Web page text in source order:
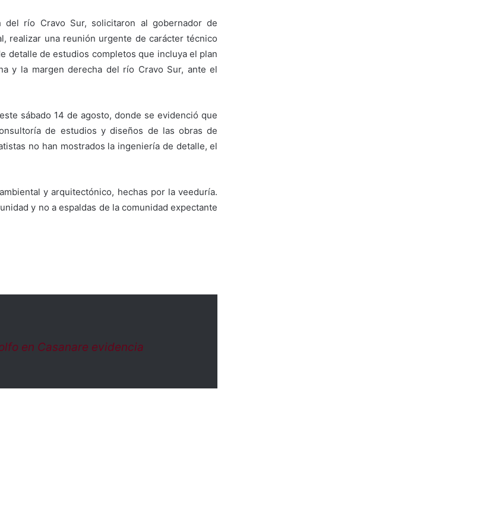
río Cravo Sur, solicitaron al gobernador de
realizar una reunión urgente de carácter técnico
detalle de estudios completos que incluya el plan
y la margen derecha del río Cravo Sur, ante el
sábado 14 de agosto, donde se evidenció que
de estudios y diseños de las obras de
no han mostrados la ingeniería de detalle, el
y arquitectónico, hechas por la veeduría.
y no a espaldas de la comunidad expectante
en Casanare evidencia